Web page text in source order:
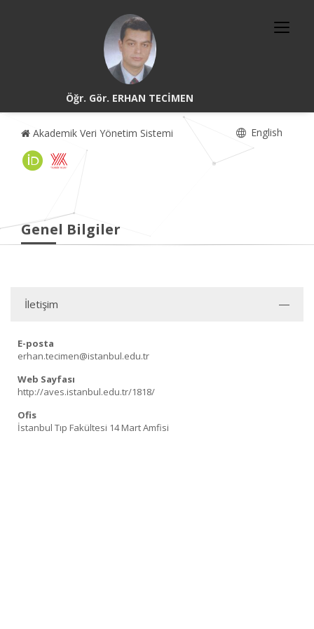
Öğr. Gör. ERHAN TECİMEN
Akademik Veri Yönetim Sistemi English
Genel Bilgiler
İletişim
E-posta
erhan.tecimen@istanbul.edu.tr
Web Sayfası
http://aves.istanbul.edu.tr/1818/
Ofis
İstanbul Tıp Fakültesi 14 Mart Amfisi